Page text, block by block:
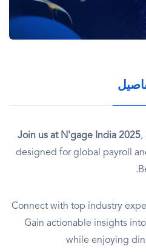
Join us at N'gage India 2025,
designed for global payroll
.
Connect with top industry
Gain actionable insights
while enjoying